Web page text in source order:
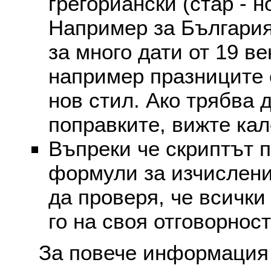
Например за
за много дати от 19
например празниците
нов стил. Ако трябва
поправките, вижте
Въпреки че скриптът
формули за
да проверя, че
го на своя
За повече информация